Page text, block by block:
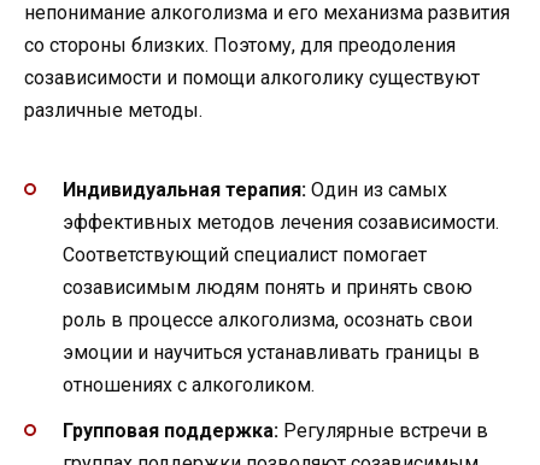
непонимание алкоголизма и его механизма развития
со стороны близких. Поэтому, для преодоления
созависимости и помощи алкоголику существуют
различные методы.
Индивидуальная терапия: Один из самых
эффективных методов лечения созависимости.
Соответствующий специалист помогает
созависимым людям понять и принять свою
роль в процессе алкоголизма, осознать свои
эмоции и научиться устанавливать границы в
отношениях с алкоголиком.
Групповая поддержка: Регулярные встречи в